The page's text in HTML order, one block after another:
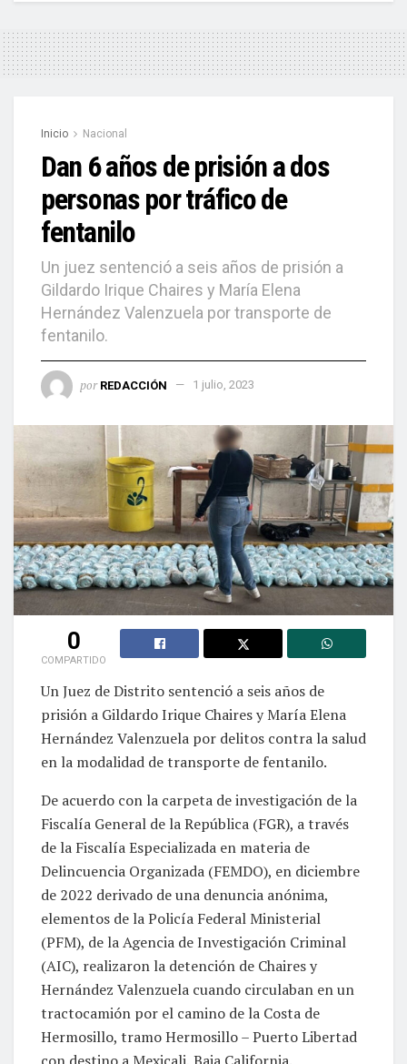
Inicio Nacional
Dan 6 años de prisión a dos
personas por tráfico de
fentanilo
Un juez sentenció a seis años de prisión a
Gildardo Irique Chaires y María Elena
Hernández Valenzuela por transporte de
fentanilo.
por REDACCIÓN 1 julio, 2023
0
COMPARTIDO
Un Juez de Distrito sentenció a seis años de
prisión a Gildardo Irique Chaires y María Elena
Hernández Valenzuela por delitos contra la salud
en la modalidad de transporte de fentanilo.
De acuerdo con la carpeta de investigación de la
Fiscalía General de la República (FGR), a través
de la Fiscalía Especializada en materia de
Delincuencia Organizada (FEMDO), en diciembre
de 2022 derivado de una denuncia anónima,
elementos de la Policía Federal Ministerial
(PFM), de la Agencia de Investigación Criminal
(AIC), realizaron la detención de Chaires y
Hernández Valenzuela cuando circulaban en un
tractocamión por el camino de la Costa de
Hermosillo, tramo Hermosillo – Puerto Libertad
con destino a Mexicali, Baja California.